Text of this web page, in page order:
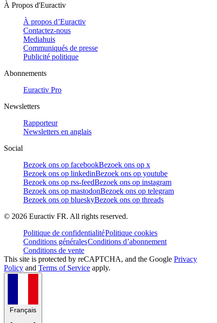
À Propos d'Euractiv
À propos d’Euractiv
Contactez-nous
Mediahuis
Communiqués de presse
Publicité politique
Abonnements
Euractiv Pro
Newsletters
Rapporteur
Newsletters en anglais
Social
Bezoek ons op facebookBezoek ons op x
Bezoek ons op linkedinBezoek ons op youtube
Bezoek ons op rss-feedBezoek ons op instagram
Bezoek ons op mastodonBezoek ons op telegram
Bezoek ons op blueskyBezoek ons op threads
© 2026 Euractiv FR. All rights reserved.
Politique de confidentialitéPolitique cookies
Conditions généralesConditions d’abonnement
Conditions de vente
This site is protected by reCAPTCHA, and the Google Privacy
Policy and Terms of Service apply.
Français